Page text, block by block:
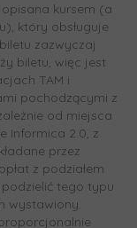
kursem (a
który obsługuje
zazwyczaj
biletu, więc jest
TAM i
pochodzącymi z
od miejsca
Informica 2.0, z
przez
z podziałem
tego typu
wystawiony.